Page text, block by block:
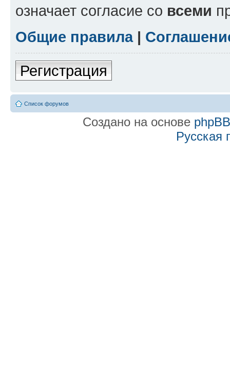
означает согласие со всеми
Общие правила|
Регистрация
Список форумов
Создано на основе phpBB
Русская